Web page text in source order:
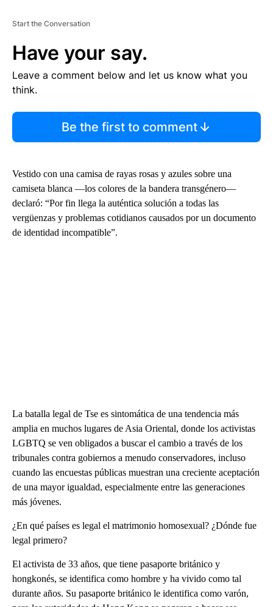
Start the Conversation
Have your say.
Leave a comment below and let us know what you
think.
Be the first to comment
Vestido con una camisa de rayas rosas y azules sobre una
camiseta blanca —los colores de la bandera transgénero—
declaró: “Por fin llega la auténtica solución a todas las
vergüenzas y problemas cotidianos causados por un documento
de identidad incompatible”.
La batalla legal de Tse es sintomática de una tendencia más
amplia en muchos lugares de Asia Oriental, donde los activistas
LGBTQ se ven obligados a buscar el cambio a través de los
tribunales contra gobiernos a menudo conservadores, incluso
cuando las encuestas públicas muestran una creciente aceptación
de una mayor igualdad, especialmente entre las generaciones
más jóvenes.
¿En qué países es legal el matrimonio homosexual? ¿Dónde fue
legal primero?
El activista de 33 años, que tiene pasaporte británico y
hongkonés, se identifica como hombre y ha vivido como tal
durante años. Su pasaporte británico le identifica como varón,